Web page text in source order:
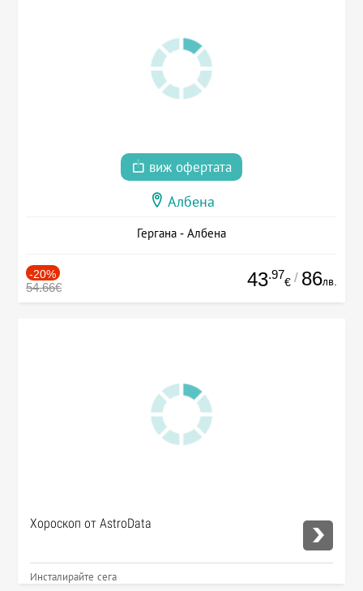
виж офертата
Албена
Гергана - Албена
-20%
54.66€ 43.97
€ / 86лв.
Хороскоп от AstroData
Инсталирайте сега